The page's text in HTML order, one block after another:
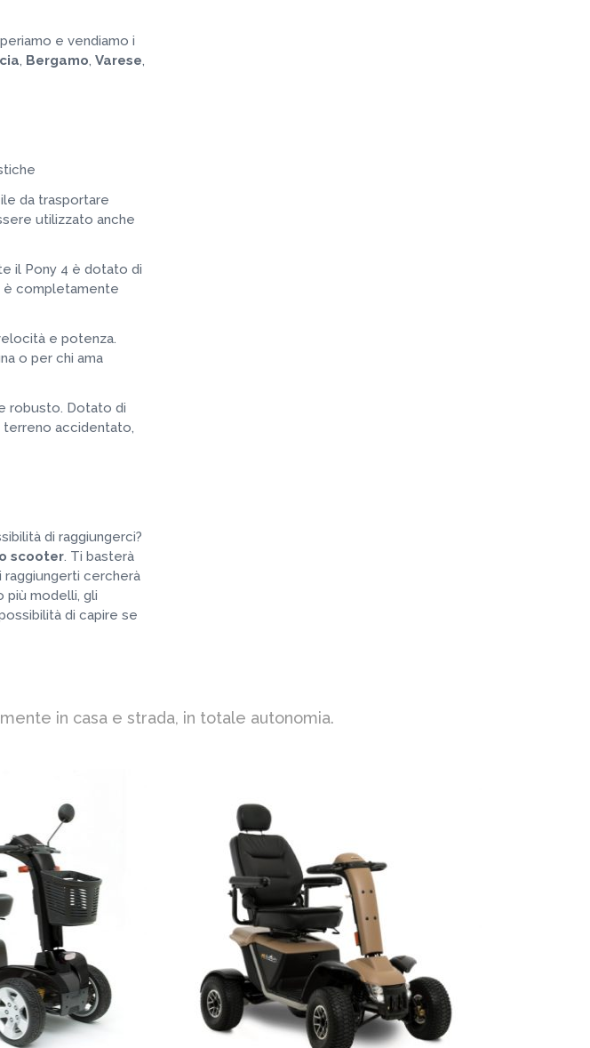
e vendiamo i
, Bergamo, Varese,
da trasportare
utilizzato anche
il Pony 4 è dotato di
è completamente
e potenza.
o per chi ama
robusto. Dotato di
terreno accidentato,
di raggiungerci?
scooter. Ti basterà
cercherà
più modelli, gli
di capire se
in casa e strada, in totale autonomia.